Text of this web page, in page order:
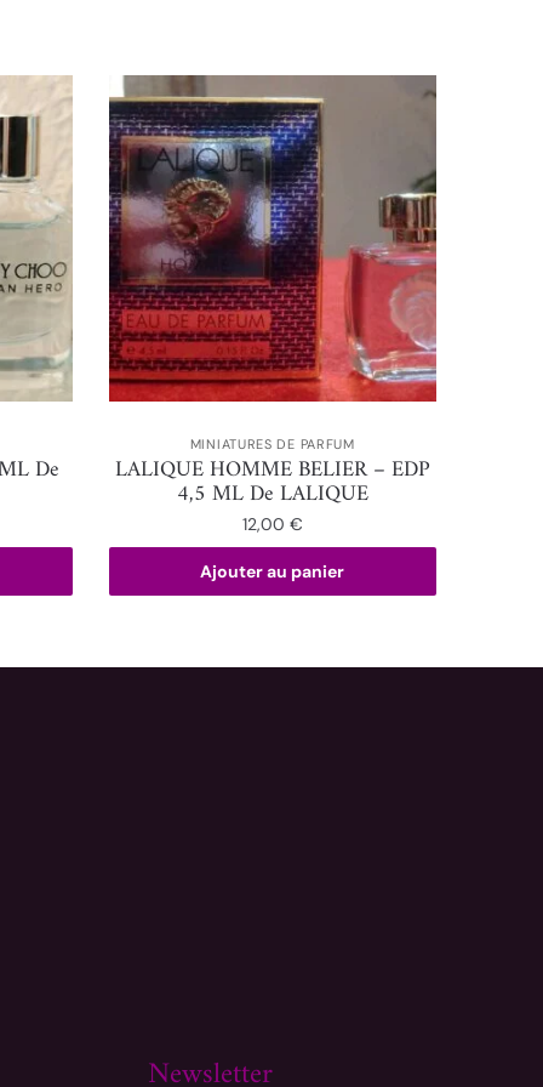
De
MINIATURES DE PARFUM
LALIQUE HOMME BELIER – EDP
4,5 ML De LALIQUE
12,00 €
Ajouter au panier
Newsletter